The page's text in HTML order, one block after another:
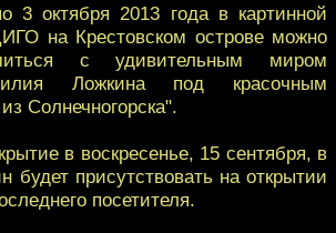
3 октября 2013 года в картинной
на Крестовском острове можно
с удивительным миром
Ложкина под красочным
Солнечногорска".
в воскресенье, 15 сентября, в
будет присутствовать на открытии
посетителя.